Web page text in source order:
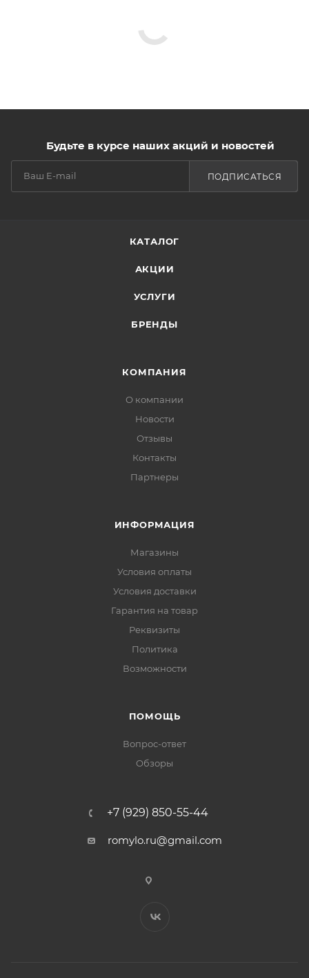
Будьте в курсе наших акций и новостей
ПОДПИСАТЬСЯ
КАТАЛОГ
АКЦИИ
УСЛУГИ
БРЕНДЫ
КОМПАНИЯ
О компании
Новости
Отзывы
Контакты
Партнеры
ИНФОРМАЦИЯ
Магазины
Условия оплаты
Условия доставки
Гарантия на товар
Реквизиты
Политика
Возможности
ПОМОЩЬ
Вопрос-ответ
Обзоры
+7 (929) 850-55-44
romylo.ru@gmail.com